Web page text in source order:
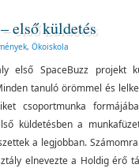
első küldetés
, Ökoiskola
első SpaceBuzz projekt
tanuló örömmel és
csoportmunka
küldetésben a
a legjobban.
elnevezte a Holdig érő